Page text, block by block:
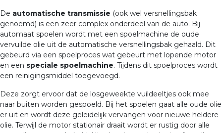
De automatische transmissie (ook wel versnellingsbak
genoemd) is een zeer complex onderdeel van de auto. Bij
automaat spoelen wordt met een spoelmachine de oude
vervuilde olie uit de automatische versnellingsbak gehaald. Dit
gebeurd via een spoelproces wat gebeurt met lopende motor
en een speciale spoelmachine. Tijdens dit spoelproces wordt
een reinigingsmiddel toegevoegd.
Deze zorgt ervoor dat de losgeweekte vuildeeltjes ook mee
naar buiten worden gespoeld. Bij het spoelen gaat alle oude olie
er uit en wordt deze geleidelijk vervangen voor nieuwe heldere
olie. Terwijl de motor stationair draait wordt er rustig door alle